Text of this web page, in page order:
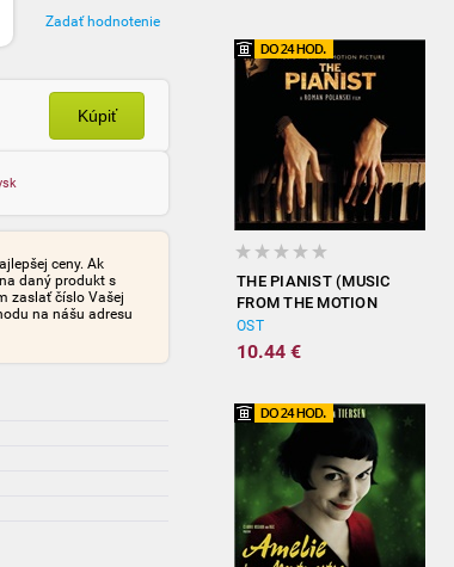
Zadať hodnotenie
Kúpiť
ceny. Ak
daný produkt s
zaslať číslo Vašej
na nášu adresu
THE PIANIST (MUSIC
FROM THE MOTION
PICTURE)
OST
10.44 €